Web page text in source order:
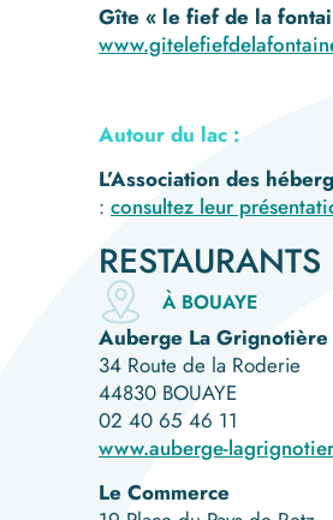
Gîte « le fief de la
Autour du lac :
L’Association des
: consultez leur
RESTAURANTS
À BOUAYE
Auberge La Grignotière
34 Route de la Roderie
44830 BOUAYE
02 40 65 46 11
www.auberge-
Le Commerce